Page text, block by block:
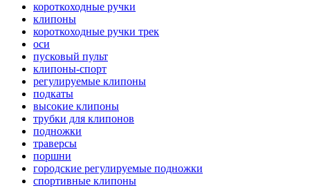
короткоходные ручки
клипоны
короткоходные ручки трек
оси
пусковый пульт
клипоны-спорт
регулируемые клипоны
подкаты
высокие клипоны
трубки для клипонов
подножки
траверсы
поршни
городские регулируемые подножки
спортивные клипоны